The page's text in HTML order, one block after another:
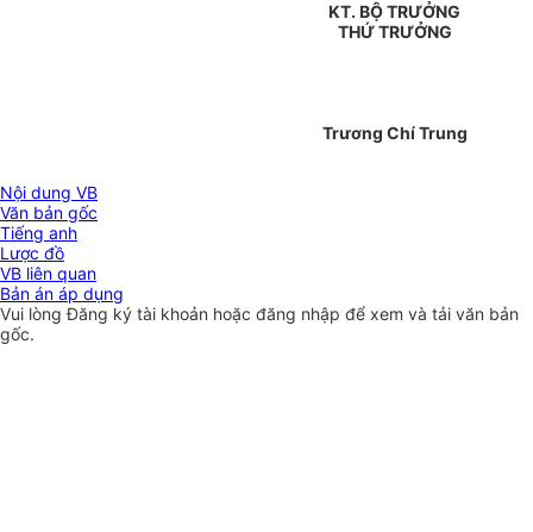
KT. BỘ TRƯỞNG
THỨ TRƯỞNG
Trương Chí Trung
Nội dung VB
Văn bản gốc
Tiếng anh
Lược đồ
VB liên quan
Bản án áp dụng
Vui lòngĐăng ký tài khoản hoặc đăng nhập để xem và tải văn bản
gốc.